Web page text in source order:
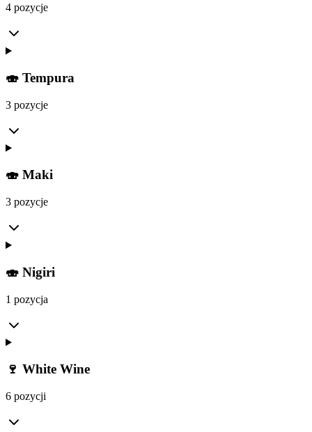
4 pozycje
🍣 Tempura
3 pozycje
🍣 Maki
3 pozycje
🍣 Nigiri
1 pozycja
🍷 White Wine
6 pozycji